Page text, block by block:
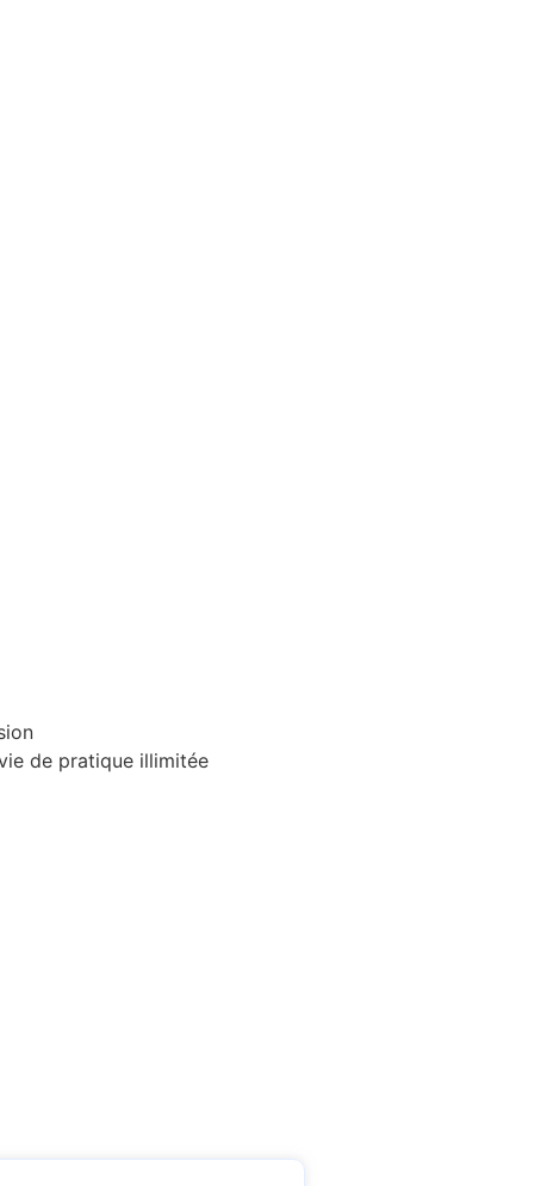
de pratique illimitée